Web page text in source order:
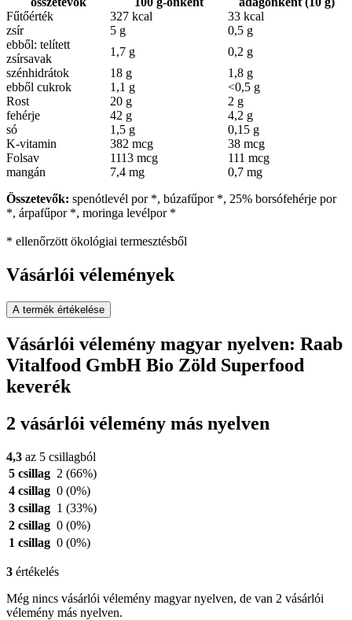
Fűtőérték
327 kcal
33 kcal
zsír
5 g
0,5 g
ebből: telített
zsírsavak
1,7 g
0,2 g
szénhidrátok
18 g
1,8 g
ebből cukrok
1,1 g
<0,5 g
Rost
20 g
2 g
fehérje
42 g
4,2 g
só
1,5 g
0,15 g
K-vitamin
382 mcg
38 mcg
Folsav
1113 mcg
111 mcg
mangán
7,4 mg
0,7 mg
Összetevők: spenótlevél por *, búzafűpor *, 25% borsófehérje por
*, árpafűpor *, moringa levélpor *
* ellenőrzött ökológiai termesztésből
Vásárlói vélemények
A termék értékelése
Vásárlói vélemény magyar nyelven: Raab
Vitalfood GmbH Bio Zöld Superfood
keverék
2 vásárlói vélemény más nyelven
4,3 az 5 csillagból
5 csillag 2 (66%)
4 csillag 0 (0%)
3 csillag 1 (33%)
2 csillag 0 (0%)
1 csillag 0 (0%)
3 értékelés
Még nincs vásárlói vélemény magyar nyelven, de van 2 vásárlói
vélemény más nyelven.